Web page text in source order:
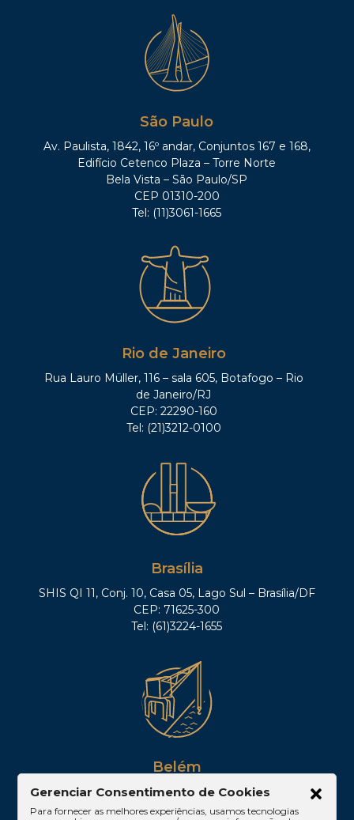
São Paulo
Av. Paulista, 1842, 16º andar, Conjuntos 167 e 168,
Edifício Cetenco Plaza – Torre Norte
Bela Vista – São Paulo/SP
CEP 01310-200
Tel: (11)3061-1665
Rio de Janeiro
Rua Lauro Müller, 116 – sala 605, Botafogo – Rio
de Janeiro/RJ
CEP: 22290-160
Tel: (21)3212-0100
Brasília
SHIS QI 11, Conj. 10, Casa 05, Lago Sul – Brasília/DF
CEP: 71625-300
Tel: (61)3224-1655
Belém
Av. Visconde de Souza Franco, 05, Sala 2102 –
Edifício Quadra Corporate, Umarizal – Belém/PA
Gerenciar Consentimento de Cookies
Para fornecer as melhores experiências, usamos tecnologias